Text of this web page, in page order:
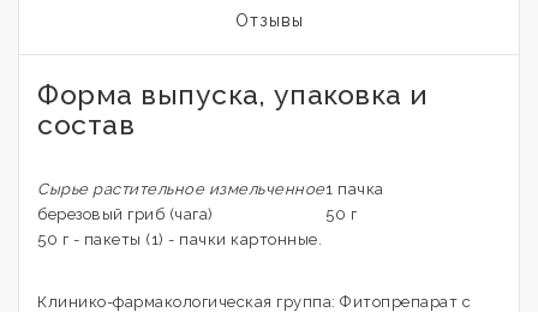
Отзывы
Форма выпуска, упаковка и
состав
Сырье растительное измельченное1 пачка
березовый гриб (чага)
50 г
50 г - пакеты (1) - пачки картонные.
Клинико-фармакологическая группа: Фитопрепарат с